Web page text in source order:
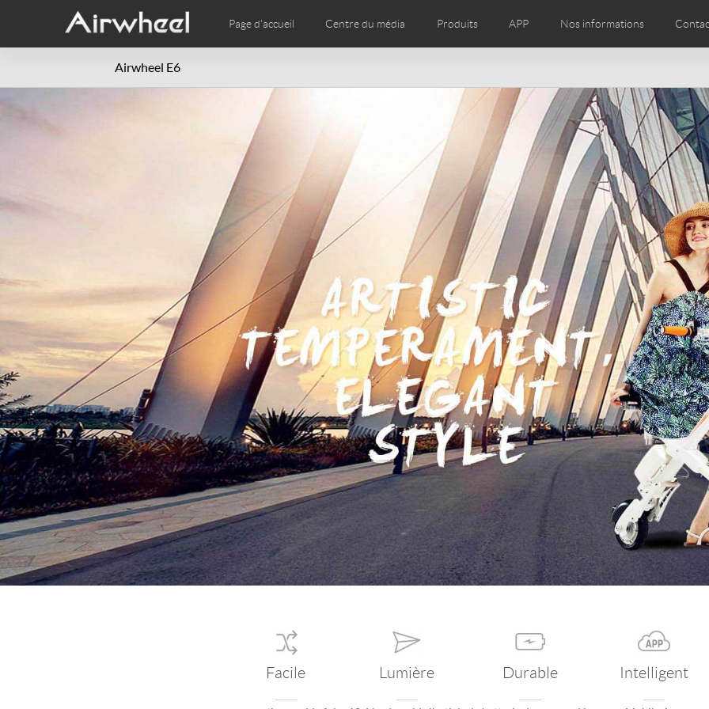
Page d'accueil Centre du média Produits
Airwheel SE3Mini Airwheel SE3T Airwheel SQ3
APP Nos informations
Denmark Finland
Norway Poland
Sweden Switzerland U.K
Kenya South Africa
AMERICA
Argentina Brazil Canada Chile Colombia Mexico
USA
OCEANIA
Australia New Zealand
ASIA
Brunei India Indonesia Iran Israel Kuwait
Saudi Arabia Singapore SouthKorea Thailand Turkey UAE
Airwheel E6
Facile Lumière Durable Intelligent